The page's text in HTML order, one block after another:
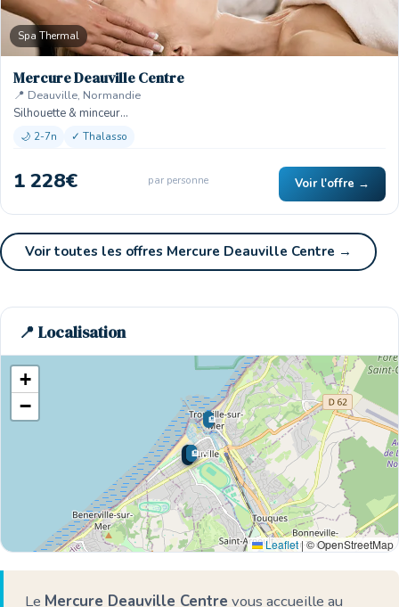
Spa Thermal
Mercure Deauville Centre
📍 Deauville, Normandie
Silhouette & minceur…
🌙 2-7n ✓ Thalasso
1 228€ par personne Voir l'offre →
Voir toutes les offres Mercure Deauville Centre →
📍 Localisation
🌊 Ici
🏨
🏨
🏨
🏨
+
−
Leaflet|© OpenStreetMap
Le Mercure Deauville Centre vous accueille au